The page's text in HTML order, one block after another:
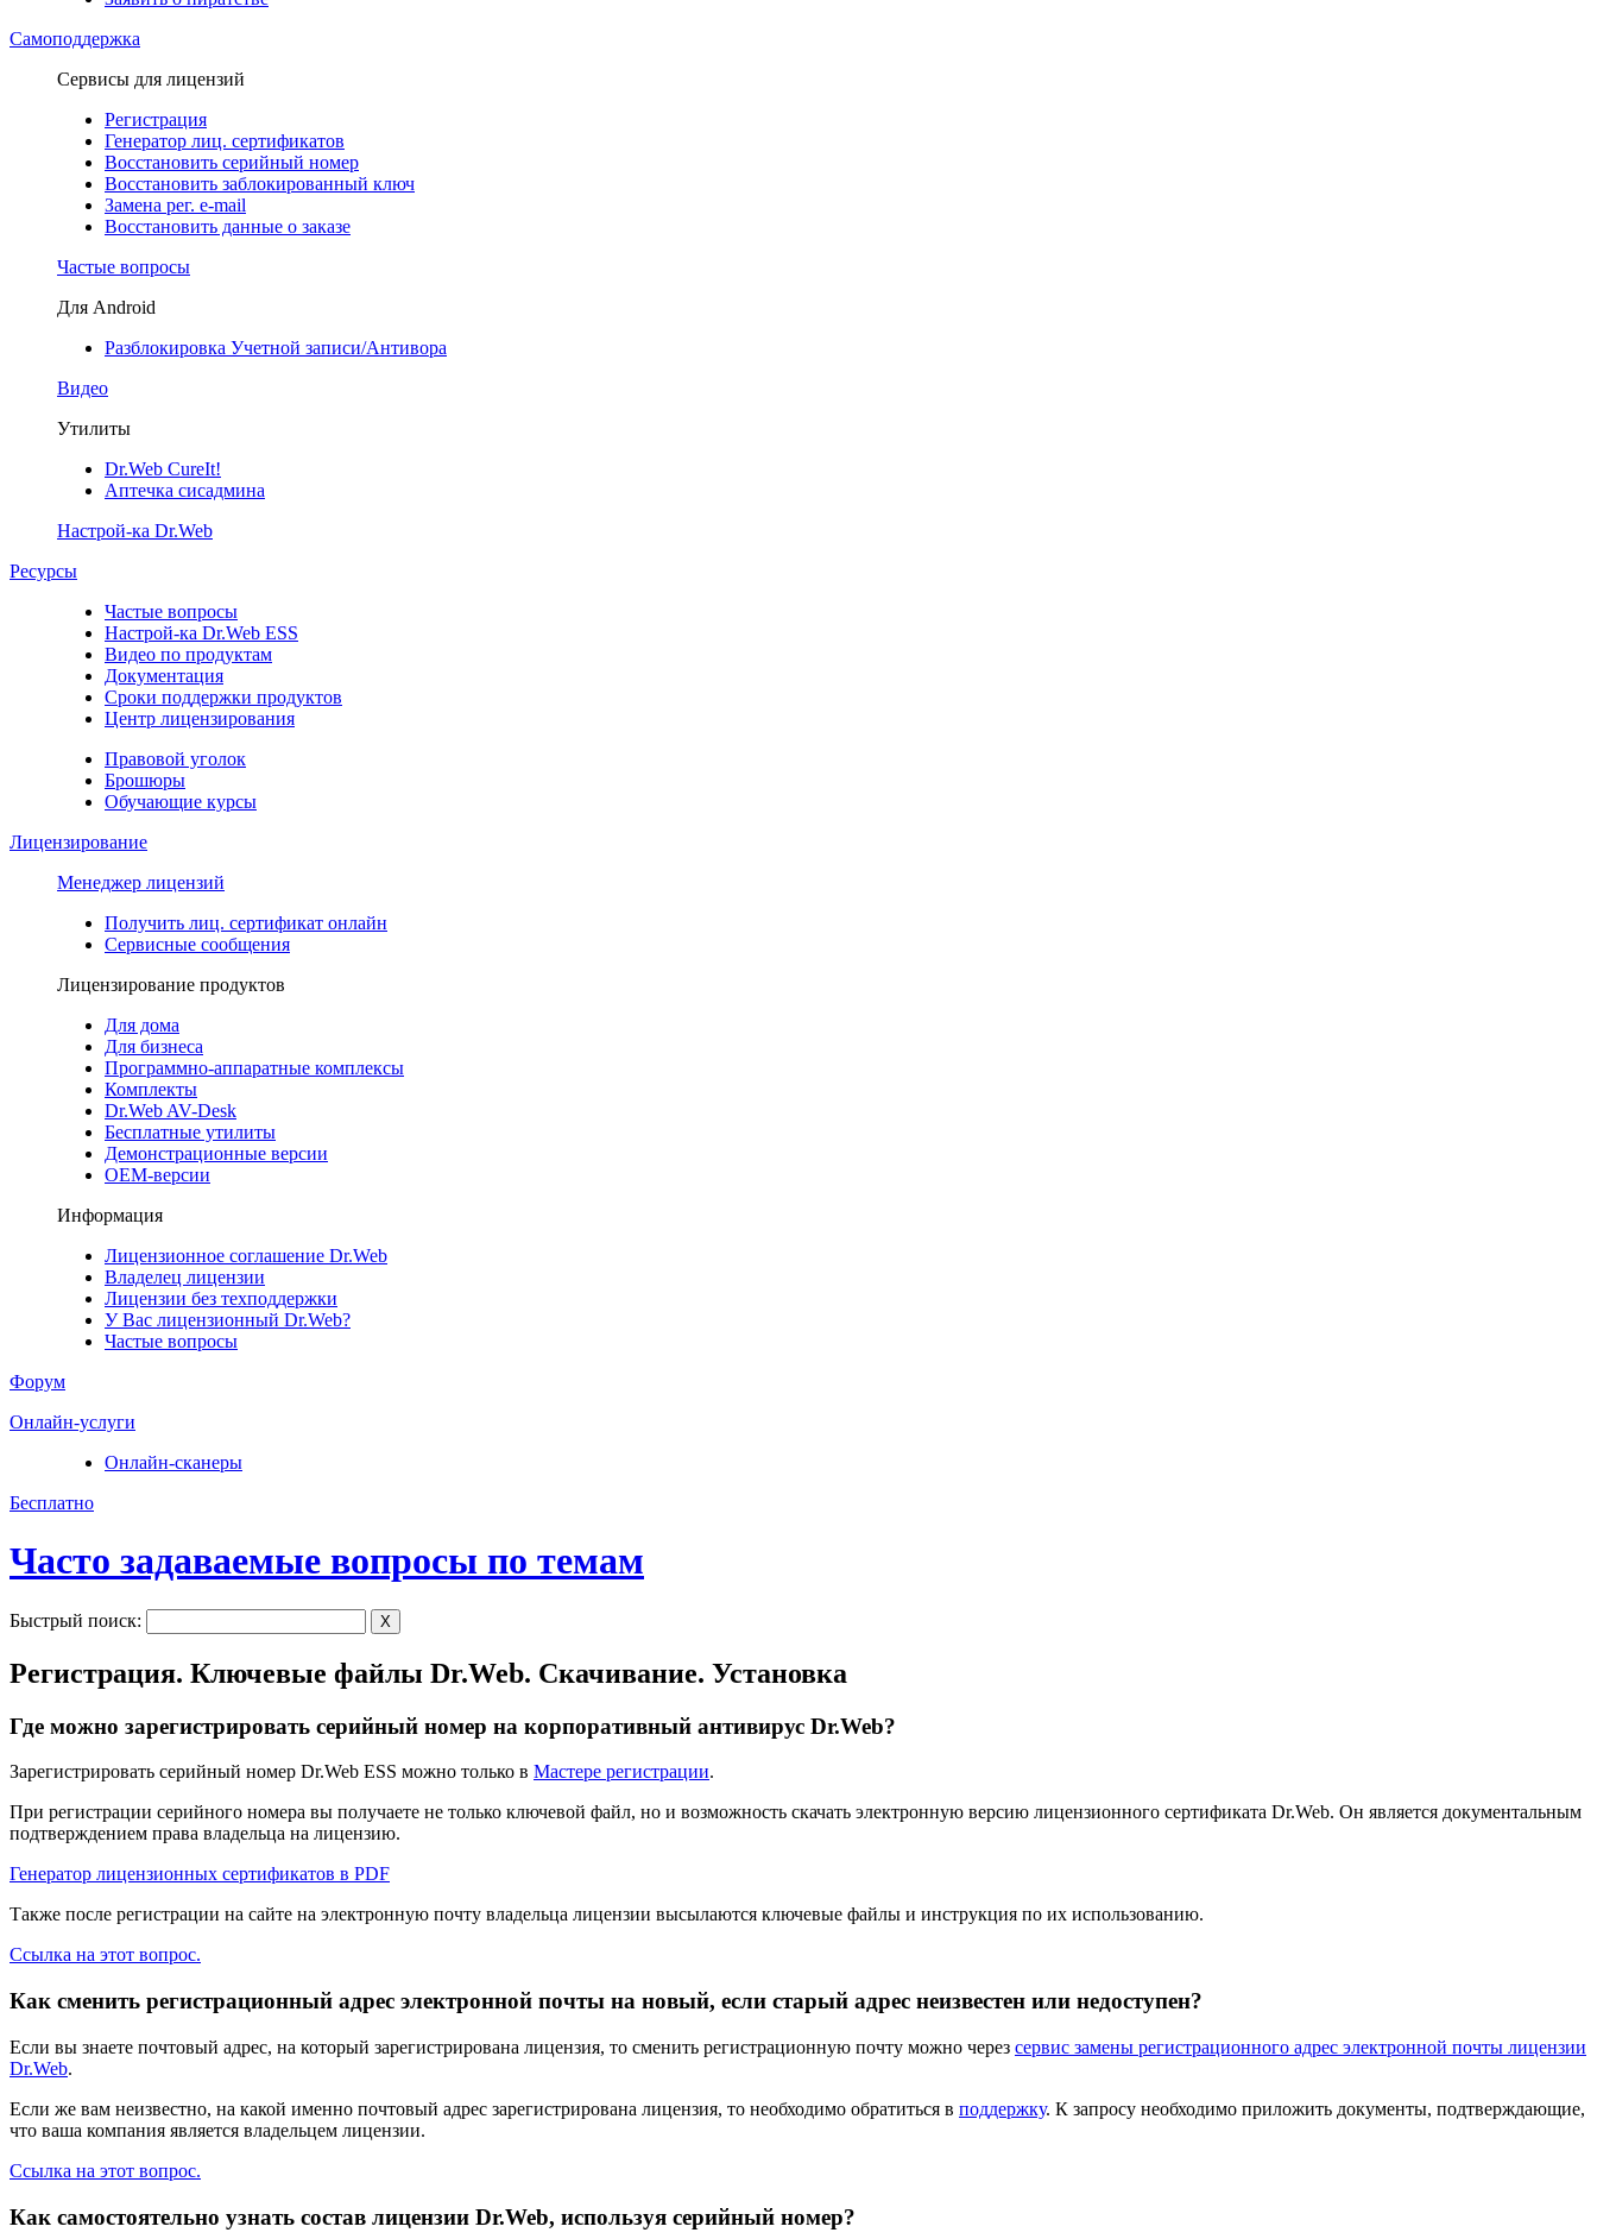
Самоподдержка
Сервисы для лицензий
Регистрация
Генератор лиц. сертификатов
Восстановить серийный номер
Восстановить заблокированный ключ
Замена рег. e-mail
Восстановить данные о заказе
Частые вопросы
Для Android
Разблокировка Учетной записи/Антивора
Видео
Утилиты
Dr.Web CureIt!
Аптечка сисадмина
Настрой-ка Dr.Web
Ресурсы
Частые вопросы
Настрой-ка Dr.Web ESS
Видео по продуктам
Документация
Сроки поддержки продуктов
Центр лицензирования
Правовой уголок
Брошюры
Обучающие курсы
Лицензирование
Менеджер лицензий
Получить лиц. сертификат онлайн
Сервисные сообщения
Лицензирование продуктов
Для дома
Для бизнеса
Программно-аппаратные комплексы
Комплекты
Dr.Web AV-Desk
Бесплатные утилиты
Демонстрационные версии
ОЕМ-версии
Информация
Лицензионное соглашение Dr.Web
Владелец лицензии
Лицензии без техподдержки
У Вас лицензионный Dr.Web?
Частые вопросы
Форум
Онлайн-услуги
Онлайн-сканеры
Бесплатно
Часто задаваемые вопросы по темам
Быстрый поиск: X
Регистрация. Ключевые файлы Dr.Web. Скачивание. Установка
Где можно зарегистрировать серийный номер на корпоративный антивирус Dr.Web?
Зарегистрировать серийный номер Dr.Web ESS можно только в Мастере регистрации.
При регистрации серийного номера вы получаете не только ключевой файл, но и возможность скачать электронную версию лицензионного сертификата Dr.Web. Он является документальным
подтверждением права владельца на лицензию.
Генератор лицензионных сертификатов в PDF
Также после регистрации на сайте на электронную почту владельца лицензии высылаются ключевые файлы и инструкция по их использованию.
Ссылка на этот вопрос.
Как сменить регистрационный адрес электронной почты на новый, если старый адрес неизвестен или недоступен?
Если вы знаете почтовый адрес, на который зарегистрирована лицензия, то сменить регистрационную почту можно через сервис замены регистрационного адрес электронной почты лицензии
Dr.Web.
Если же вам неизвестно, на какой именно почтовый адрес зарегистрирована лицензия, то необходимо обратиться в поддержку. К запросу необходимо приложить документы, подтверждающие,
что ваша компания является владельцем лицензии.
Ссылка на этот вопрос.
Как самостоятельно узнать состав лицензии Dr.Web, используя серийный номер?